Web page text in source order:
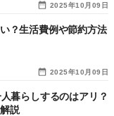
2025年10月09日
2025年10月09日
？生活費例や節約方法
暮らしするのはアリ？
説